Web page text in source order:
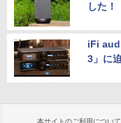
した！
iFi
3」に